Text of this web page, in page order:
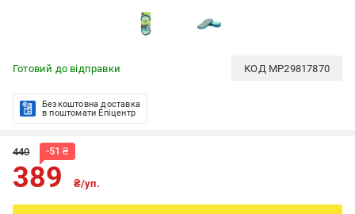
Готовий до відправки КОД MP29817870
Безкоштовна доставка
в поштомати Епіцентр
440 -51 ₴
389 ₴/уп.